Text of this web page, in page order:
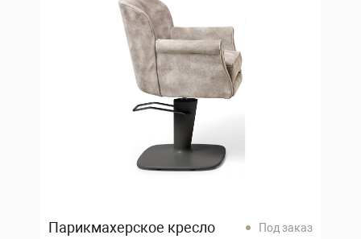
Парикмахерское кресло
Под заказ